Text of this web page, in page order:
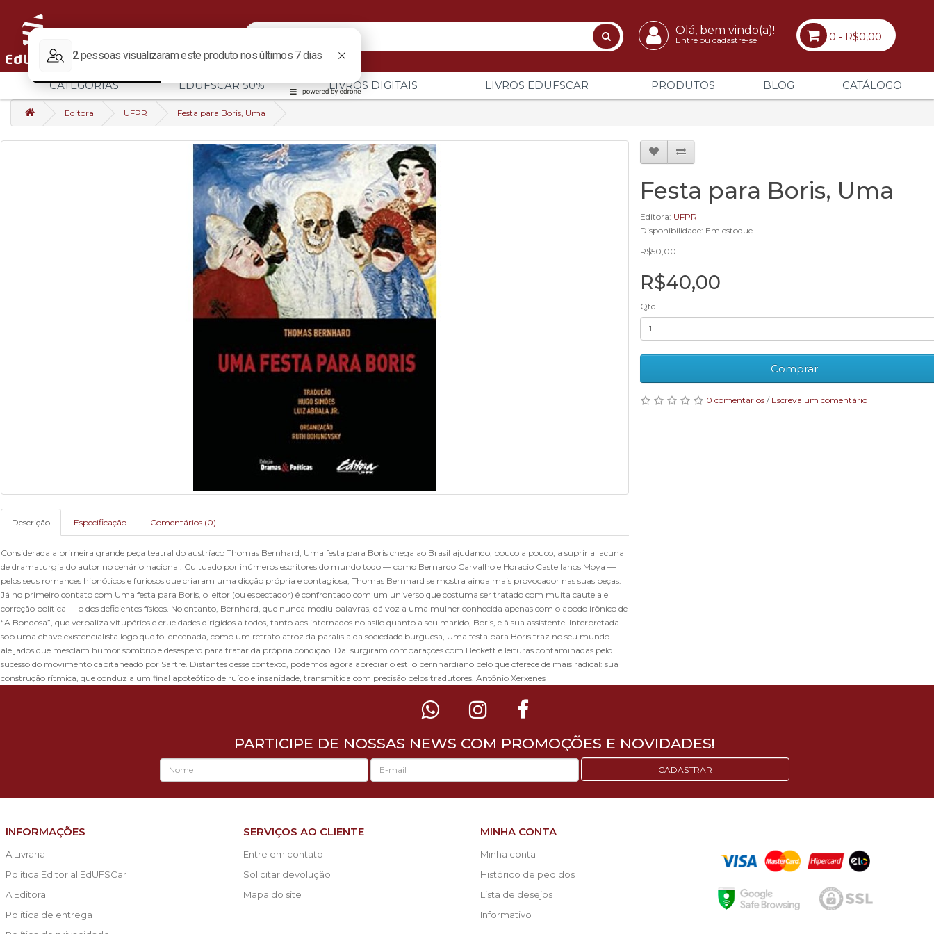
Olá, bem vindo(a)!
Entre ou cadastre-se 0 - R$0,00
CATEGORIAS EDUFSCAR 50% LIVROS DIGITAIS LIVROS EDUFSCAR PRODUTOS BLOG CATÁLOGO
Editora UFPR Festa para Boris, Uma
Descrição Especificação Comentários (0)
Considerada a primeira grande peça teatral do austríaco Thomas Bernhard, Uma festa para Boris chega ao Brasil ajudando, pouco a pouco, a suprir a lacuna
de dramaturgia do autor no cenário nacional. Cultuado por inúmeros escritores do mundo todo — como Bernardo Carvalho e Horacio Castellanos Moya —
pelos seus romances hipnóticos e furiosos que criaram uma dicção própria e contagiosa, Thomas Bernhard se mostra ainda mais provocador nas suas peças.
Já no primeiro contato com Uma festa para Boris, o leitor (ou espectador) é confrontado com um universo que costuma ser tratado com muita cautela e
correção política — o dos deficientes físicos. No entanto, Bernhard, que nunca mediu palavras, dá voz a uma mulher conhecida apenas com o apodo irônico de
“A Bondosa”, que verbaliza vitupérios e crueldades dirigidos a todos, tanto aos internados no asilo quanto a seu marido, Boris, e à sua assistente. Interpretada
sob uma chave existencialista logo que foi encenada, como um retrato atroz da paralisia da sociedade burguesa, Uma festa para Boris traz no seu mundo
aleijados que mesclam humor sombrio e desespero para tratar da própria condição. Daí surgiram comparações com Beckett e leituras contaminadas pelo
sucesso do movimento capitaneado por Sartre. Distantes desse contexto, podemos agora apreciar o estilo bernhardiano pelo que oferece de mais radical: sua
construção rítmica, que conduz a um final apoteótico de ruído e insanidade, transmitida com precisão pelos tradutores. Antônio Xerxenes
Festa para Boris, Uma
Editora: UFPR
Disponibilidade: Em estoque
R$50,00
R$40,00
Qtd
Comprar
0 comentários / Escreva um comentário
PARTICIPE DE NOSSAS NEWS COM PROMOÇÕES E NOVIDADES!
CADASTRAR
INFORMAÇÕES
A Livraria
Política Editorial EdUFSCar
A Editora
Política de entrega
SERVIÇOS AO CLIENTE
Entre em contato
Solicitar devolução
Mapa do site
MINHA CONTA
Minha conta
Histórico de pedidos
Lista de desejos
Informativo